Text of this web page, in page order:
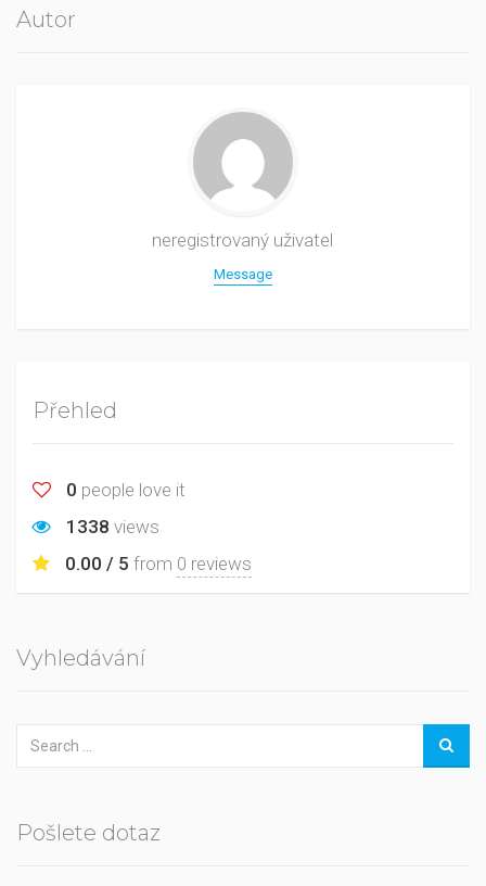
Autor
neregistrovaný uživatel
Message
Přehled
0 people love it
1338 views
0.00 / 5 from 0 reviews
Vyhledávání
Pošlete dotaz